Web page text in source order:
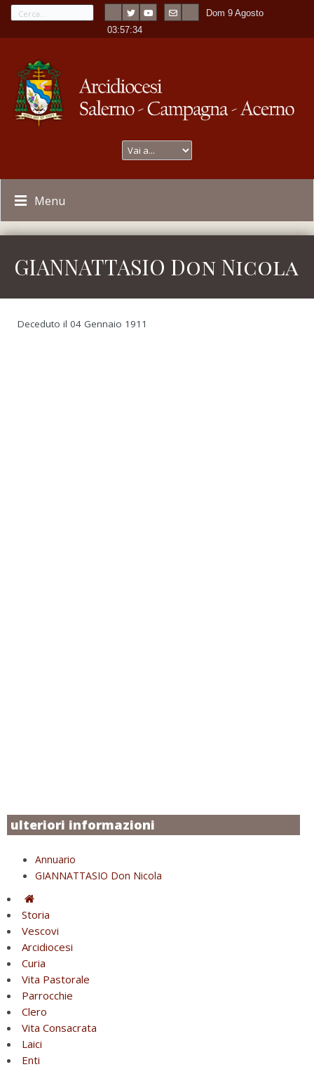
Dom 9 Agosto
-03:57:34
Menu
GIANNATTASIO Don Nicola
Deceduto il 04 Gennaio 1911
ulteriori informazioni
Annuario
GIANNATTASIO Don Nicola
Storia
Vescovi
Arcidiocesi
Curia
Vita Pastorale
Parrocchie
Clero
Vita Consacrata
Laici
Enti